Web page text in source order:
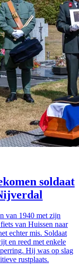
soldaat
van 1940 met zijn
van Huissen naar
echter mis. Soldaat
en reed met enkele
Hij was op slag
rustplaats.